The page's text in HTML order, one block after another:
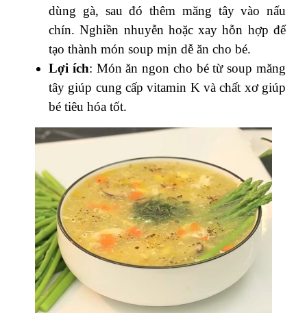
dùng gà, sau đó thêm măng tây vào nấu
chín. Nghiền nhuyễn hoặc xay hỗn hợp để
tạo thành món soup mịn dễ ăn cho bé.
Lợi ích: Món ăn ngon cho bé từ soup măng
tây giúp cung cấp vitamin K và chất xơ giúp
bé tiêu hóa tốt.